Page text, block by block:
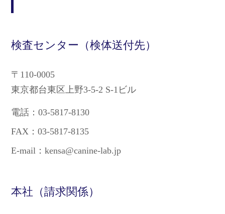
検査センター（検体送付先）
〒110-0005
東京都台東区上野3-5-2 S-1ビル
電話：03-5817-8130
FAX：03-5817-8135
E-mail：kensa@canine-lab.jp
本社（請求関係）